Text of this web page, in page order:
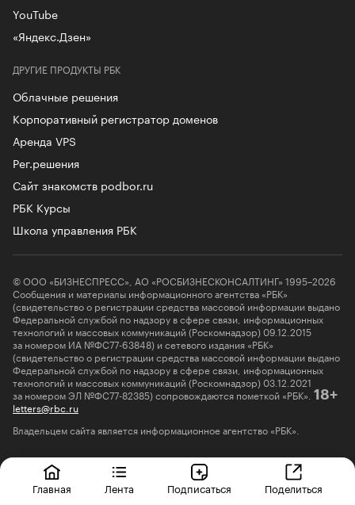
ДРУГИЕ ПРОДУКТЫ РБК
Облачные решения
Корпоративный регистратор доменов
Аренда VPS
Рег.решения
Сайт знакомств podbor.ru
РБК Курсы
Школа управления РБК
YouTube
«Яндекс.Дзен»
© ООО «БИЗНЕСПРЕСС», АО «РОСБИЗНЕСКОНСАЛТИНГ» 1995–2026
Сообщения и материалы информационного агентства «РБК»
(свидетельство о регистрации средства массовой информации выдано
Федеральной службой по надзору в сфере связи, информационных
технологий и массовых коммуникаций (Роскомнадзор) 09.12.2015
за номером ИА №ФС77-63848) и сетевого издания «РБК»
(свидетельство о регистрации средства массовой информации выдано
Федеральной службой по надзору в сфере связи, информационных
технологий и массовых коммуникаций (Роскомнадзор) 03.12.2021
за номером ЭЛ №ФС77-82385) сопровождаются пометкой «РБК». 18+
letters@rbc.ru
Владельцем сайта является информационное агентство «РБК».
Информация об ограничениях
О соблюдении авторских прав
Политика в отношении обработки персональных данных
Главная Лента Подписаться Поделиться